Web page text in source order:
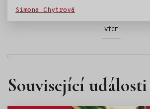
Simona Chytrová
VÍCE
Související události